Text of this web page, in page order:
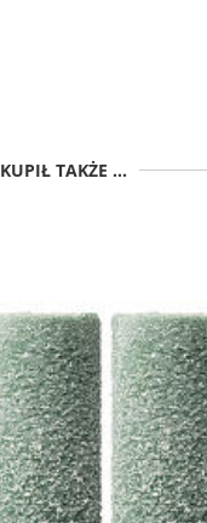
TAKŻE ...